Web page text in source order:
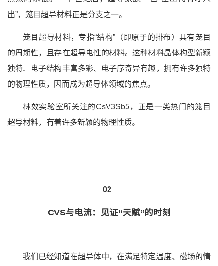
出”，笼目超导材料正是分支之一。
笼目超导材料，专指“结构”（即原子的排布）具有笼目
的周期性，且存在超导电性的材料。这种材料晶体构型新颖
独特、电子结构丰富多彩、电子序奇异有趣，拥有许多独特
的物理性质，因而成为超导体领域的焦点。
林效实验室所关注的CsV3Sb5，正是一类热门的笼目
超导材料，有着许多新颖的物理性质。
02
CVS与电流：见证“天赋”的时刻
我们已经知道在超导体中，在满足特定温度、磁场的情